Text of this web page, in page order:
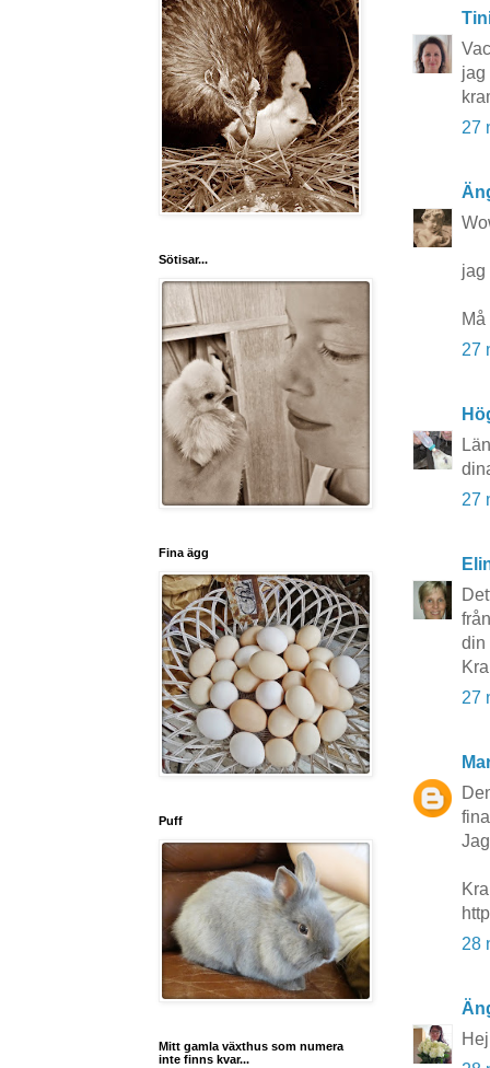
jag
27
jag
27
27
din
27
28
Sötisar...
Fina ägg
Puff
Mitt gamla växthus som numera
inte finns kvar...